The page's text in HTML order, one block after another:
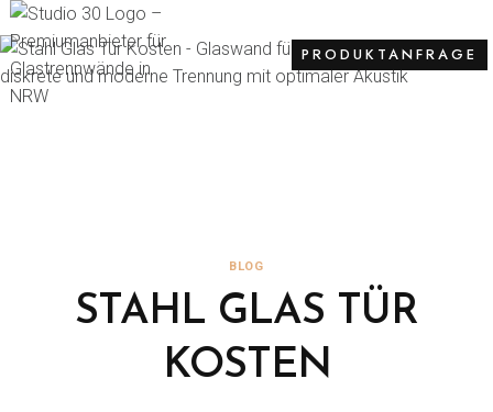
PRODUKTANFRAGE
BLOG
STAHL GLAS TÜR
KOSTEN